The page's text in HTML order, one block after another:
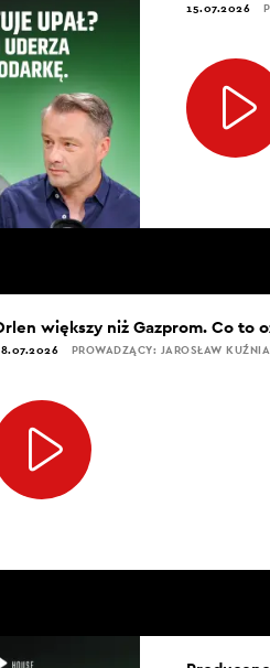
15.07.2026
większy niż Gazprom. Co to
PROWADZĄCY: JAROSŁAW